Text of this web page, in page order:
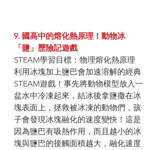
9. 國高中的熔化熱原理！動物冰
「鹽」歷險記遊戲
STEAM學習目標：物理熔化熱原理
利用冰塊加上鹽巴會加速溶解的經典
STEAM遊戲！事先將動物模型放入一
盆水中冷凍起來，結冰後拿鹽撒在冰
塊表面上，拯救被冰凍的動物們，孩
子會發現冰塊融化的速度變快！這是
因為鹽巴有吸熱作用，而且越小的冰
塊與鹽巴的接觸面積越大，融化速度